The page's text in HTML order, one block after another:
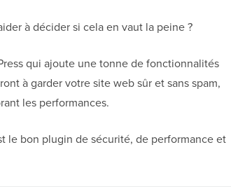
à décider si cela en vaut la peine ?
qui ajoute une tonne de fonctionnalités
à garder votre site web sûr et sans spam,
les performances.
le bon plugin de sécurité, de performance et